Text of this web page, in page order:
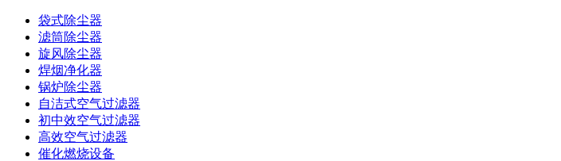
袋式除尘器
滤筒除尘器
旋风除尘器
焊烟净化器
锅炉除尘器
自洁式空气过滤器
初中效空气过滤器
高效空气过滤器
催化燃烧设备